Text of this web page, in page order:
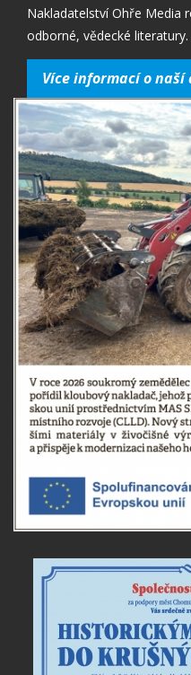
Nakladatelství Ohře Media
odborné, vědecké literatury.
Více informací o